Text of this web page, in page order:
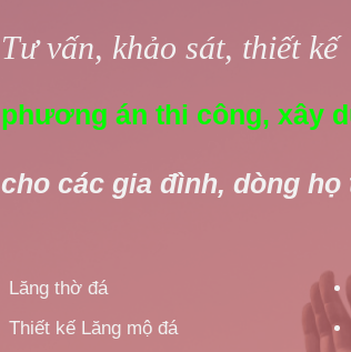
Tư vấn, khảo sát, thiết kế
phương án thi công, xây
cho các gia đình, dòng
Lăng thờ đá
Thiết kế Lăng mộ đá